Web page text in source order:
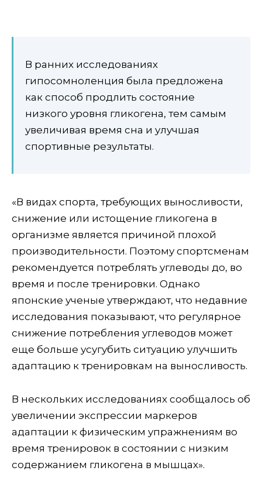
В ранних исследованиях
гипосомноленция была предложена
как способ продлить состояние
низкого уровня гликогена, тем самым
увеличивая время сна и улучшая
спортивные результаты.
«В видах спорта, требующих выносливости,
снижение или истощение гликогена в
организме является причиной плохой
производительности. Поэтому спортсменам
рекомендуется потреблять углеводы до, во
время и после тренировки. Однако
японские ученые утверждают, что недавние
исследования показывают, что регулярное
снижение потребления углеводов может
еще больше усугубить ситуацию улучшить
адаптацию к тренировкам на выносливость.
В нескольких исследованиях сообщалось об
увеличении экспрессии маркеров
адаптации к физическим упражнениям во
время тренировок в состоянии с низким
содержанием гликогена в мышцах».